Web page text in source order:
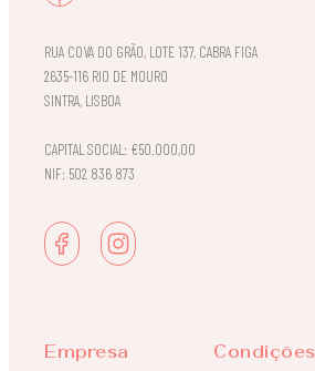
RUA COVA DO GRÃO, LOTE 137, CABRA FIGA
2635-116 RIO DE MOURO
SINTRA, LISBOA
CAPITAL SOCIAL: €50.000,00
NIF: 502 836 873
Empresa